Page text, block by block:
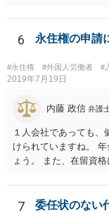
す。 それらを揃えて
とになります。 期間
使館に問い合わせたほ
もしたほうがいいと思
6 永住権の申請
#永住権 #外国人労働者 #
2019年7月19日
内藤 政信 弁護
１人会社であっても
けられていますね。
ょう。 また、在留資
人は少ないですね。
7 委任状のない